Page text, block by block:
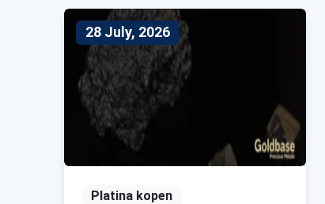
28 July, 2026
Platina kopen